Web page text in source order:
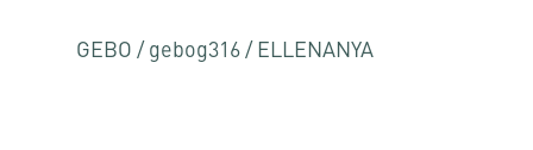
GEBO / gebog316 / ELLENANYA